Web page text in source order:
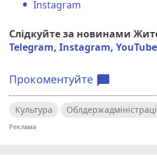
Instagram
Слідкуйте за новинами
Telegram, Instagram, YouTube
Прокоментуйте chat_bubble
Культура